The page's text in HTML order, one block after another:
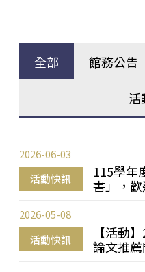
全部 館務公告
活
活動快訊
115學年
書」，
2026-06-03
活動快訊
【活動
論文推
2026-05-08